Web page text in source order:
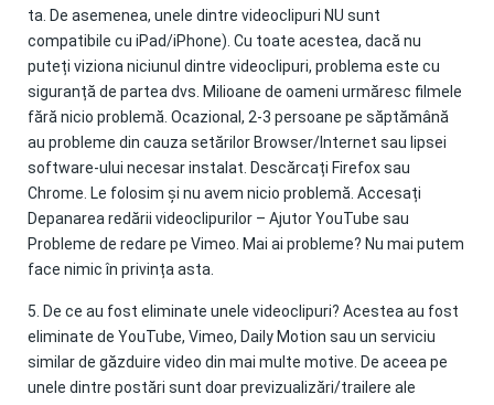
ta. De asemenea, unele dintre videoclipuri NU sunt
compatibile cu iPad/iPhone). Cu toate acestea, dacă nu
puteți viziona niciunul dintre videoclipuri, problema este cu
siguranță de partea dvs. Milioane de oameni urmăresc filmele
fără nicio problemă. Ocazional, 2-3 persoane pe săptămână
au probleme din cauza setărilor Browser/Internet sau lipsei
software-ului necesar instalat. Descărcați Firefox sau
Chrome. Le folosim și nu avem nicio problemă. Accesați
Depanarea redării videoclipurilor – Ajutor YouTube sau
Probleme de redare pe Vimeo. Mai ai probleme? Nu mai putem
face nimic în privința asta.
5. De ce au fost eliminate unele videoclipuri? Acestea au fost
eliminate de YouTube, Vimeo, Daily Motion sau un serviciu
similar de găzduire video din mai multe motive. De aceea pe
unele dintre postări sunt doar previzualizări/trailere ale